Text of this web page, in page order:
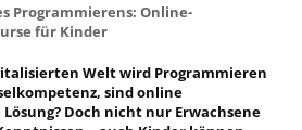
Programmierens: Online-
für Kinder
Welt wird Programmieren
sind online
Doch nicht nur Erwachsene